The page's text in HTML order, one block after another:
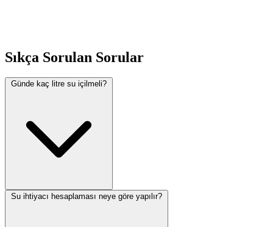
araclara da goz atiniz. Kategori sayfalarinda ilgili tum
hesaplamacilarimizi bulabilirsiniz. Onerileriniz ve geri bildirimleriniz
icin iletisim formunu kullanabilirsiniz. Hesaplama araclarimiz
guncelleniyor.
Sıkça Sorulan Sorular
Günde kaç litre su içilmeli?
Su ihtiyacı hesaplaması neye göre yapılır?